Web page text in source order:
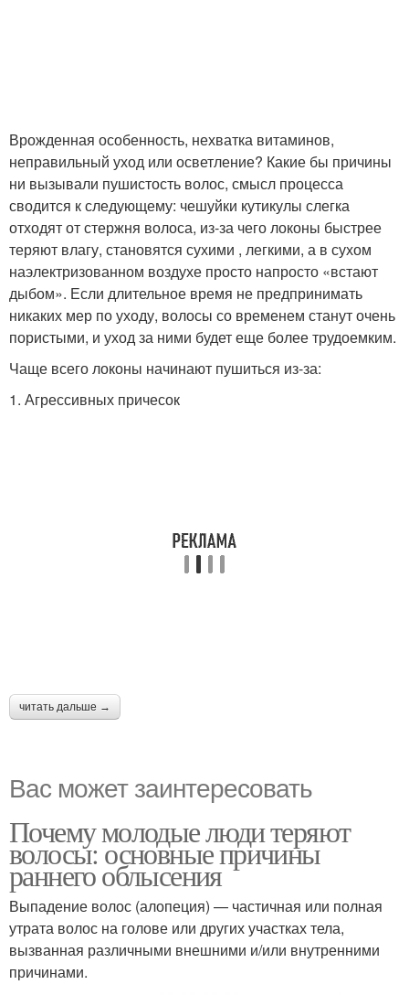
Врожденная особенность, нехватка витаминов,
неправильный уход или осветление? Какие бы причины
ни вызывали пушистость волос, смысл процесса
сводится к следующему: чешуйки кутикулы слегка
отходят от стержня волоса, из-за чего локоны быстрее
теряют влагу, становятся сухими , легкими, а в сухом
наэлектризованном воздухе просто напросто «встают
дыбом». Если длительное время не предпринимать
никаких мер по уходу, волосы со временем станут очень
пористыми, и уход за ними будет еще более трудоемким.
Чаще всего локоны начинают пушиться из-за:
1. Агрессивных причесок
читать дальше →
Вас может заинтересовать
Почему молодые люди теряют
волосы: основные причины
раннего облысения
Выпадение волос (алопеция) — частичная или полная
утрата волос на голове или других участках тела,
вызванная различными внешними и/или внутренними
причинами.